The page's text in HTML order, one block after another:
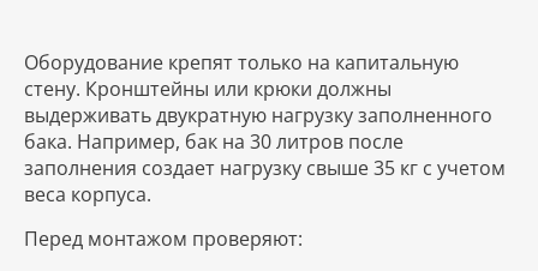
Оборудование крепят только на капитальную
стену. Кронштейны или крюки должны
выдерживать двукратную нагрузку заполненного
бака. Например, бак на 30 литров после
заполнения создает нагрузку свыше 35 кг с учетом
веса корпуса.
Перед монтажом проверяют: